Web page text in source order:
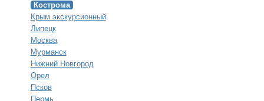
Кострома
Крым экскурсионный
Липецк
Москва
Мурманск
Нижний Новгород
Орел
Псков
Пермь